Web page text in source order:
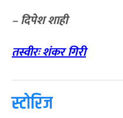
– दिपेश शाही
तस्वीरः शंकर गिरी
स्टोरिज